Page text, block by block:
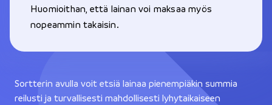
Huomioithan, että lainan voi maksaa myös
nopeammin takaisin.
Sortterin avulla voit etsiä lainaa pienempiäkin summia
reilusti ja turvallisesti mahdollisesti lyhytaikaiseen